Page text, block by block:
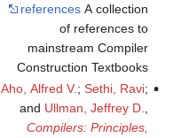
referencesA collection
of references to
mainstream Compiler
Construction Textbooks
Aho, Alfred V. ; Sethi, Ravi;
and Ullman, Jeffrey D.
Compilers: Principles,